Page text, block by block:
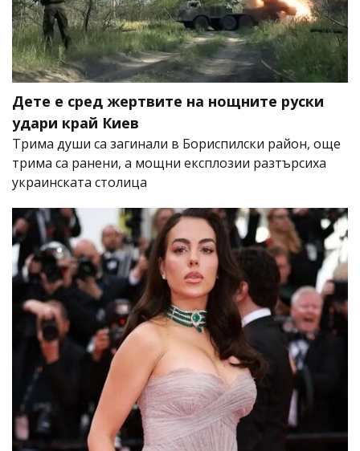
Дете е сред жертвите на нощните руски
удари край Киев
Трима души са загинали в Бориспилски район, още
трима са ранени, а мощни експлозии разтърсиха
украинската столица